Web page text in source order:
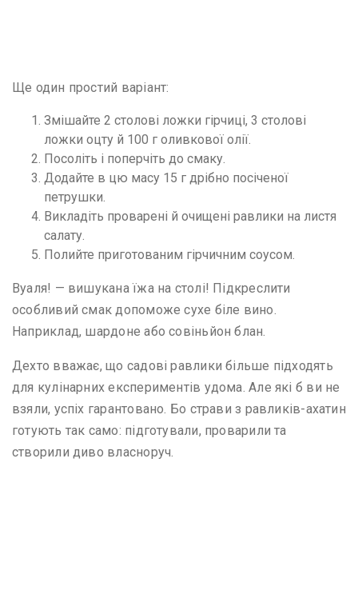
Ще один простий варіант:
Змішайте 2 столові ложки гірчиці, 3 столові
ложки оцту й 100 г оливкової олії.
Посоліть і поперчіть до смаку.
Додайте в цю масу 15 г дрібно посіченої
петрушки.
Викладіть проварені й очищені равлики на листя
салату.
Полийте приготованим гірчичним соусом.
Вуаля! — вишукана їжа на столі! Підкреслити
особливий смак допоможе сухе біле вино.
Наприклад, шардоне або совіньйон блан.
Дехто вважає, що садові равлики більше підходять
для кулінарних експериментів удома. Але які б ви не
взяли, успіх гарантовано. Бо страви з равликів-ахатин
готують так само: підготували, проварили та
створили диво власноруч.